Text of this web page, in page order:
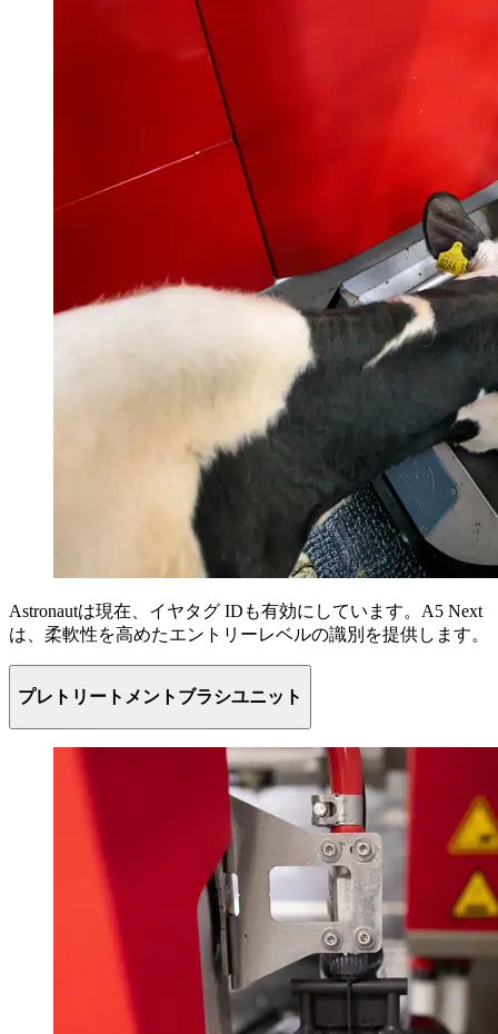
Astronautは現在、イヤタグ IDも有効にしています。A5 Next
は、柔軟性を高めたエントリーレベルの識別を提供します。
プレトリートメントブラシユニット